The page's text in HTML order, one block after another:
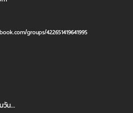
groups/422651419641995
วัน...